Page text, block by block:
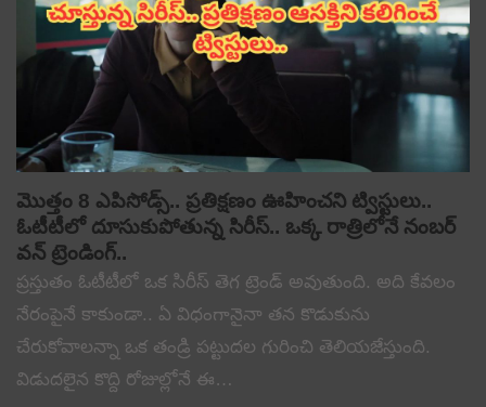
మొత్తం 8 ఎపిసోడ్స్.. ప్రతిక్షణం ఊహించని ట్విస్టులు..
ఓటీటీలో దూసుకుపోతున్న సిరీస్.. ఒక్క రాత్రిలోనే నంబర్
వన్ ట్రెండింగ్..
ప్రస్తుతం ఓటీటీలో ఒక సిరీస్ తెగ ట్రెండ్ అవుతుంది. అది కేవలం
నేరంపైనే కాకుండా.. ఏ విధంగానైనా తన కొడుకును
చేరుకోవాలన్నా ఒక తండ్రి పట్టుదల గురించి తెలియజేస్తుంది.
విడుదలైన కొద్ది రోజుల్లోనే ఈ…